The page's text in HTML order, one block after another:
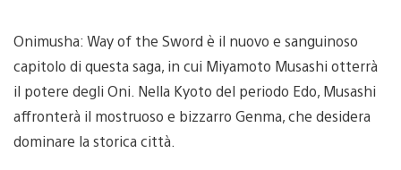
Onimusha: Way of the Sword è il nuovo e sanguinoso
capitolo di questa saga, in cui Miyamoto Musashi otterrà
il potere degli Oni. Nella Kyoto del periodo Edo, Musashi
affronterà il mostruoso e bizzarro Genma, che desidera
dominare la storica città.